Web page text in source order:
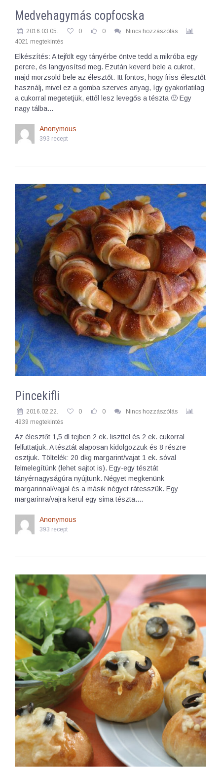
Medvehagymás copfocska
2016.03.05. 0 0
Nincs hozzászólás
4021 megtekintés
Elkészítés: A tejfölt egy tányérbe öntve tedd a mikróba egy
percre, és langyosítsd meg. Ezután keverd bele a cukrot,
majd morzsold bele az élesztőt. Itt fontos, hogy friss élesztőt
használj, mivel ez a gomba szerves anyag, így gyakorlatilag
a cukorral megetetjük, ettől lesz levegős a tészta 🙂 Egy
nagy tálba…
Anonymous
393 recept
Pincekifli
2016.02.22. 0 0
Nincs hozzászólás
4939 megtekintés
Az élesztőt 1,5 dl tejben 2 ek. liszttel és 2 ek. cukorral
felfuttatjuk. A tésztát alaposan kidolgozzuk és 8 részre
osztjuk. Töltelék: 20 dkg margarint/vajat 1 ek. sóval
felmelegítünk (lehet sajtot is). Egy-egy tésztát
tányérnagyságúra nyújtunk. Négyet megkenünk
margarinnal/vajjal és a másik négyet rátesszük. Egy
margarinra/vajra kerül egy sima tészta.…
Anonymous
393 recept